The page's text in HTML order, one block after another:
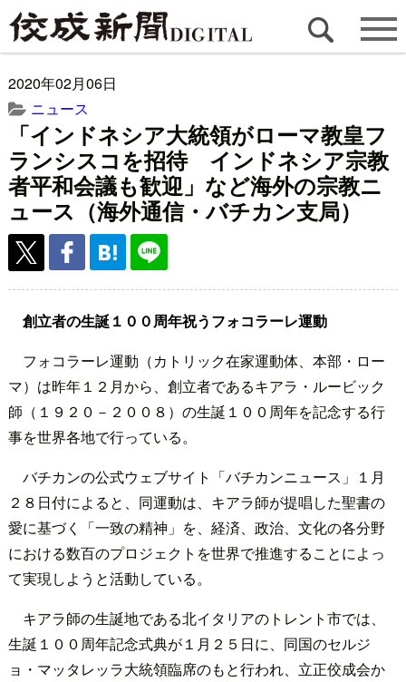
2020年02月06日
ニュース
「インドネシア大統領がローマ教皇フ
ランシスコを招待 インドネシア宗教
者平和会議も歓迎」など海外の宗教ニ
ュース（海外通信・バチカン支局）
創立者の生誕１００周年祝うフォコラーレ運動
フォコラーレ運動（カトリック在家運動体、本部・ロー
マ）は昨年１２月から、創立者であるキアラ・ルービック
師（１９２０－２００８）の生誕１００周年を記念する行
事を世界各地で行っている。
バチカンの公式ウェブサイト「バチカンニュース」１月
２８日付によると、同運動は、キアラ師が提唱した聖書の
愛に基づく「一致の精神」を、経済、政治、文化の各分野
における数百のプロジェクトを世界で推進することによっ
て実現しようと活動している。
キアラ師の生誕地である北イタリアのトレント市では、
生誕１００周年記念式典が１月２５日に、同国のセルジ
ョ・マッタレッラ大統領臨席のもと行われ、立正佼成会か